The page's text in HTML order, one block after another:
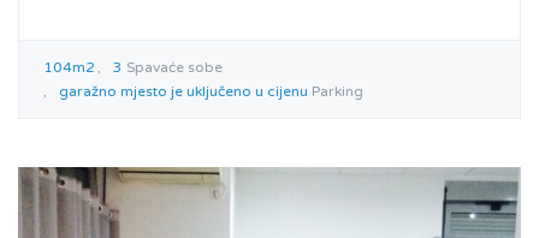
104m2 3 Spavaće sobe
garažno mjesto je uključeno u cijenu Parking